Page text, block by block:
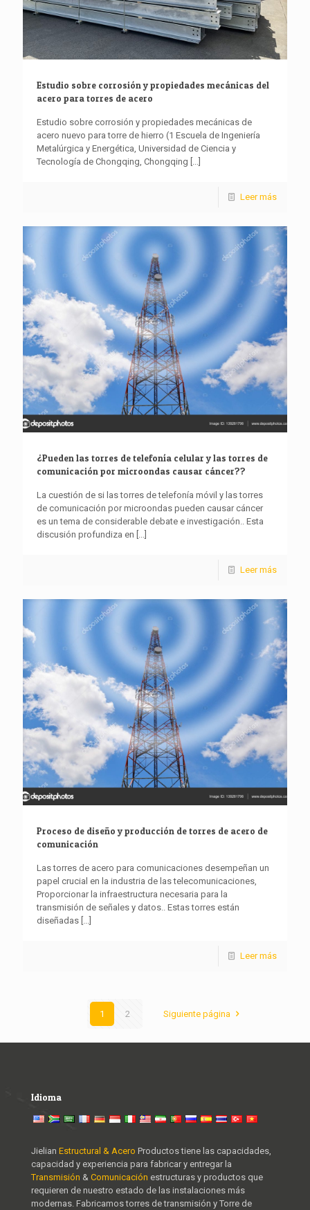
Estudio sobre corrosión y propiedades mecánicas del
acero para torres de acero
Estudio sobre corrosión y propiedades mecánicas de
acero nuevo para torre de hierro (1 Escuela de Ingeniería
Metalúrgica y Energética, Universidad de Ciencia y
Tecnología de Chongqing, Chongqing [...]
Leer más
¿Pueden las torres de telefonía celular y las torres de
comunicación por microondas causar cáncer??
La cuestión de si las torres de telefonía móvil y las torres
de comunicación por microondas pueden causar cáncer
es un tema de considerable debate e investigación.. Esta
discusión profundiza en [...]
Leer más
Proceso de diseño y producción de torres de acero de
comunicación
Las torres de acero para comunicaciones desempeñan un
papel crucial en la industria de las telecomunicaciones,
Proporcionar la infraestructura necesaria para la
transmisión de señales y datos.. Estas torres están
diseñadas [...]
Leer más
1 2 Siguiente página
Idioma
Jielian Estructural & Acero Productos tiene las capacidades,
capacidad y experiencia para fabricar y entregar la
Transmisión & Comunicación estructuras y productos que
requieren de nuestro estado de las instalaciones más
modernas. Fabricamos torres de transmisión y Torre de